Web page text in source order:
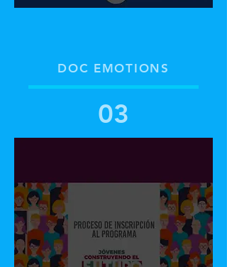
DOC EMOTIONS
03